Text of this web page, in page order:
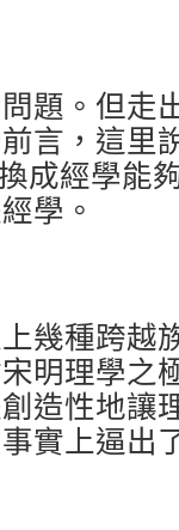
題。但走
言，這里
成經學能
學。
幾種跨越
明理學之
造性地讓
實上逼出